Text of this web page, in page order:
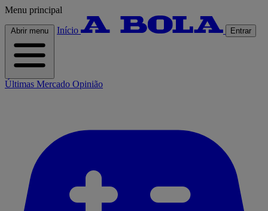
Menu principal
Abrir menu Início Entrar
Últimas Mercado Opinião